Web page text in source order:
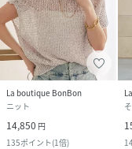
La boutique BonBon
ニット
14,850 円
135ポイント(1倍)